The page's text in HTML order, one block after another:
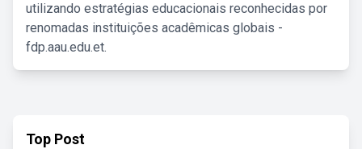
utilizando estratégias educacionais reconhecidas por
renomadas instituições acadêmicas globais -
fdp.aau.edu.et.
Top Post